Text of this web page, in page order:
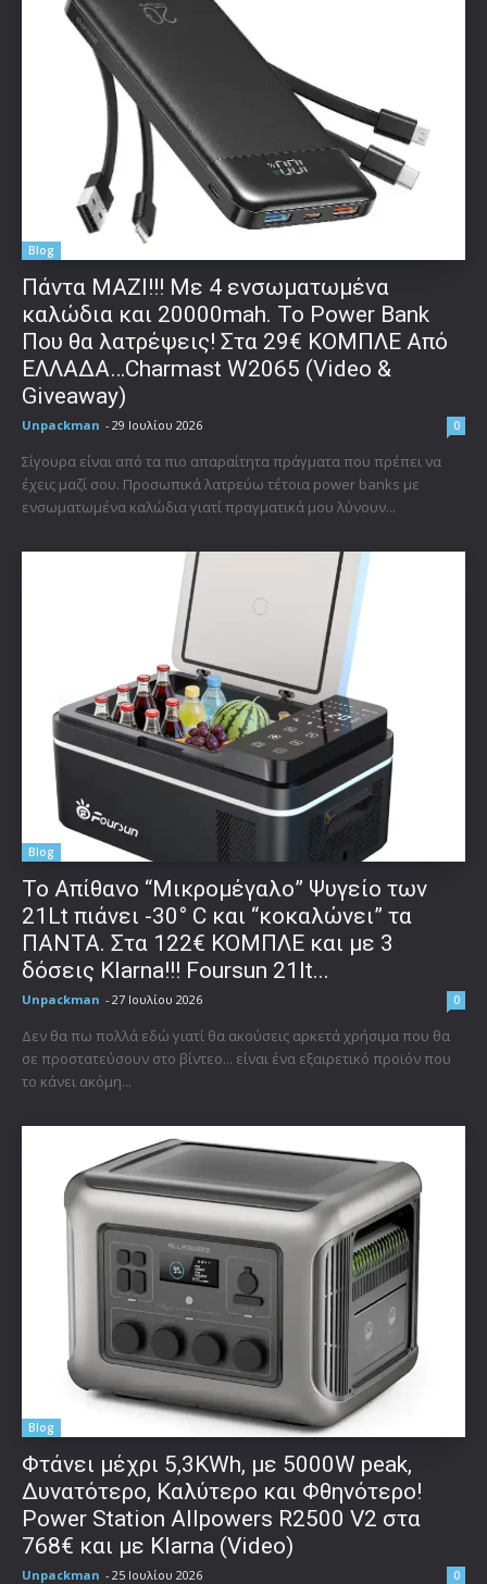
Blog
Πάντα ΜΑΖΙ!!! Με 4 ενσωματωμένα
καλώδια και 20000mah. Το Power Bank
Που θα λατρέψεις! Στα 29€ ΚΟΜΠΛΕ Από
ΕΛΛΑΔΑ…Charmast W2065 (Video &
Giveaway)
Unpackman - 29 Ιουλίου 2026 0
Σίγουρα είναι από τα πιο απαραίτητα πράγματα που πρέπει να
έχεις μαζί σου. Προσωπικά λατρεύω τέτοια power banks με
ενσωματωμένα καλώδια γιατί πραγματικά μου λύνουν...
Blog
Το Απίθανο “Μικρομέγαλο” Ψυγείο των
21Lt πιάνει -30° C και “κοκαλώνει” τα
ΠΑΝΤΑ. Στα 122€ ΚΟΜΠΛΕ και με 3
δόσεις Klarna!!! Foursun 21lt...
Unpackman - 27 Ιουλίου 2026 0
Δεν θα πω πολλά εδώ γιατί θα ακούσεις αρκετά χρήσιμα που θα
σε προστατεύσουν στο βίντεο... είναι ένα εξαιρετικό προϊόν που
το κάνει ακόμη...
Blog
Φτάνει μέχρι 5,3KWh, με 5000W peak,
Δυνατότερο, Καλύτερο και Φθηνότερο!
Power Station Allpowers R2500 V2 στα
768€ και με Klarna (Video)
Unpackman - 25 Ιουλίου 2026 0